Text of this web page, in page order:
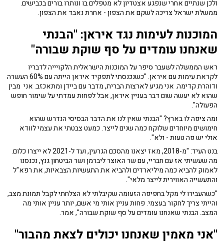
ולכן שנתיים אחרי שנפגע אצטדיון לא מטפלים בו ונותרו בורים בכבישים.
ממשלת ישראל צריכה לשקם את הצפון - אחרת נאבד את הצפון.
המוכנות לעימות נגד איראן: "הבנתי
שאנחנו עומדים על סף שוקת שבורה"
ראש הממשלה לשעבר סיפר על המוכנות הישראלית הלקויייה לדבריו
לקראת עימות עם איראן. "כשנכנסתי לתפקיד איראן הייתה עם 60% העשרה
ודוהרת קדימה. אני מגיע לארצות הברית, מדבר עם ביידן ומתאכזב. אני מבין
שהוא לא יעשה שום דבר בעניין איראן, אבל לפחות עמדתי על שימור חופש
הפעולה".
ומה ציפה לו בארץ? "הבנתי שאין לנו את הדבר הבסיסי הנדרש שהוא
חימושים מיוחדים שלוקח כמה שנים לייצר. כמעט צבטתי את עצמי לוודא
אולי יש פה טעות - ולא".
בנט העיד: "מ-2018, מאז יצאנו מהסכם הגרעין, ועד ל-2021 לא ייצרו כלום.
מה שעשיתי אז עם חבריי, עם שר האוצר ליברמן ושר הביטחון גנץ, נכנסנו
לאמוק להביא כמה מיליארדים ולהביא את התעשיות הצבאיות, את רפא"ל
והתעשייה האווירית לייצר מלאי".
"כשהעבירו לי מקל בחפיפה הזעומה שקיבלתי לא הצלחתי לקבל תמונת מצב,
והייתי צריך לחקור בעצמי. פחות עניין אותי מי אשם, יותר עניין אותי מה
המצב. הבנתי שאנחנו עומדים על סף שוקת שבורה", אמר.
"אני מאמין שאנחנו יכולים לצאת מהבור"